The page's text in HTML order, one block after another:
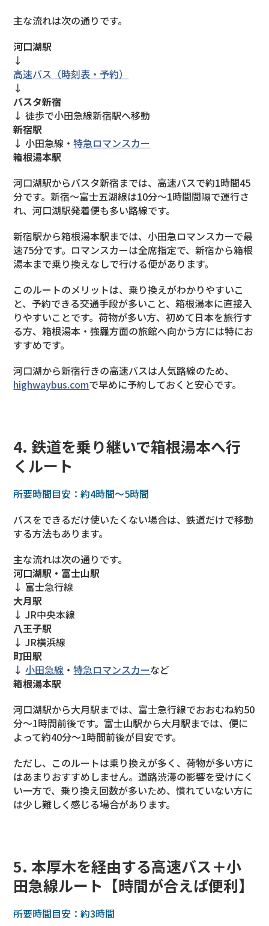
主な流れは次の通りです。
河口湖駅
↓
高速バス（時刻表・予約）
↓
バスタ新宿
↓ 徒歩で小田急線新宿駅へ移動
新宿駅
↓ 小田急線・特急ロマンスカー
箱根湯本駅
河口湖駅からバスタ新宿までは、高速バスで約1時間45
分です。新宿〜富士五湖線は10分〜1時間間隔で運行さ
れ、河口湖駅発着便も多い路線です。
新宿駅から箱根湯本駅までは、小田急ロマンスカーで最
速75分です。ロマンスカーは全席指定で、新宿から箱根
湯本まで乗り換えなしで行ける便があります。
このルートのメリットは、乗り換えがわかりやすいこ
と、予約できる交通手段が多いこと、箱根湯本に直接入
りやすいことです。荷物が多い方、初めて日本を旅行す
る方、箱根湯本・強羅方面の旅館へ向かう方には特にお
すすめです。
河口湖から新宿行きの高速バスは人気路線のため、
highwaybus.comで早めに予約しておくと安心です。
4. 鉄道を乗り継いで箱根湯本へ行
くルート
所要時間目安：約4時間〜5時間
バスをできるだけ使いたくない場合は、鉄道だけで移動
する方法もあります。
主な流れは次の通りです。
河口湖駅・富士山駅
↓ 富士急行線
大月駅
↓ JR中央本線
八王子駅
↓ JR横浜線
町田駅
↓小田急線 ・特急ロマンスカーなど
箱根湯本駅
河口湖駅から大月駅までは、富士急行線でおおむね約50
分〜1時間前後です。富士山駅から大月駅までは、便に
よって約40分〜1時間前後が目安です。
ただし、このルートは乗り換えが多く、荷物が多い方に
はあまりおすすめしません。道路渋滞の影響を受けにく
い一方で、乗り換え回数が多いため、慣れていない方に
は少し難しく感じる場合があります。
5. 本厚木を経由する高速バス＋小
田急線ルート【時間が合えば便利】
所要時間目安：約3時間